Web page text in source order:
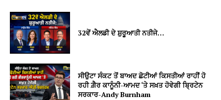
32ਵੇਂ ਐਲਡੀ ਦੇ ਸ਼ੁਰੂਆਤੀ ਨਤੀਜੇ…
ਸੀਉਟਾ ਸੰਕਟ ਤੋਂ ਬਾਅਦ ਛੋਟੀਆਂ ਕਿਸਤੀਆਂ ਰਾਹੀਂ ਹੋ
ਰਹੀ ਗ਼ੈਰ ਕਾਨੂੰਨੀ-ਆਮਦ ‘ਤੇ ਸਖ਼ਤ ਹੋਵੇਗੀ ਬ੍ਰਿਟੇਨ
ਸਰਕਾਰ-Andy Burnham